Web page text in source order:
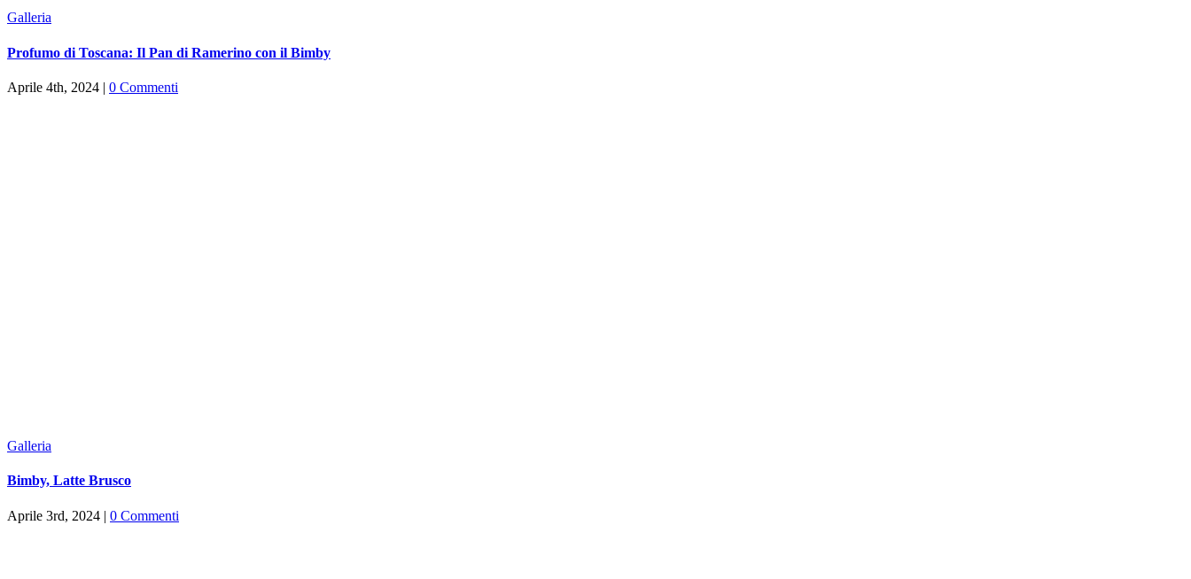
Galleria
Profumo di Toscana: Il Pan di Ramerino con il Bimby
Aprile 4th, 2024 | 0 Commenti
Galleria
Bimby, Latte Brusco
Aprile 3rd, 2024 | 0 Commenti